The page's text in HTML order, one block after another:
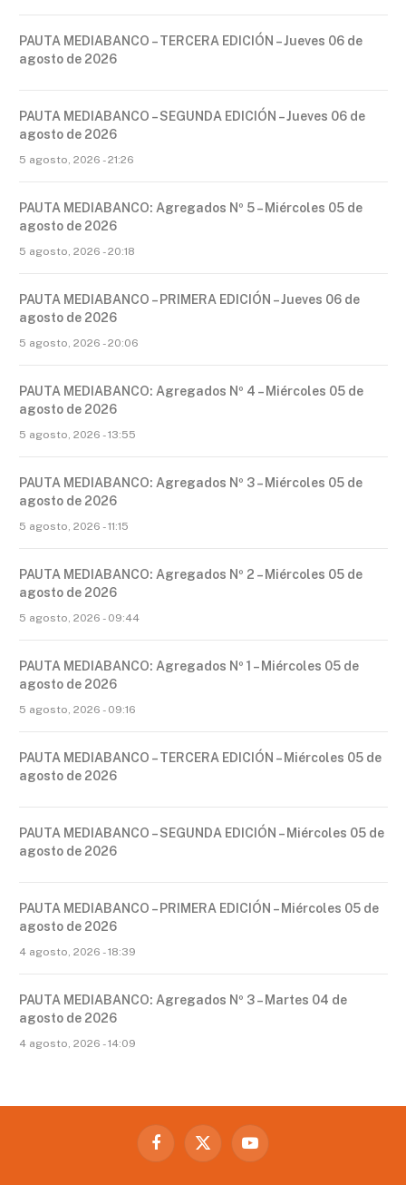
PAUTA MEDIABANCO – TERCERA EDICIÓN – Jueves 06 de
agosto de 2026
PAUTA MEDIABANCO – SEGUNDA EDICIÓN – Jueves 06 de
agosto de 2026
5 agosto, 2026 - 21:26
PAUTA MEDIABANCO: Agregados Nº 5 – Miércoles 05 de
agosto de 2026
5 agosto, 2026 - 20:18
PAUTA MEDIABANCO – PRIMERA EDICIÓN – Jueves 06 de
agosto de 2026
5 agosto, 2026 - 20:06
PAUTA MEDIABANCO: Agregados Nº 4 – Miércoles 05 de
agosto de 2026
5 agosto, 2026 - 13:55
PAUTA MEDIABANCO: Agregados Nº 3 – Miércoles 05 de
agosto de 2026
5 agosto, 2026 - 11:15
PAUTA MEDIABANCO: Agregados Nº 2 – Miércoles 05 de
agosto de 2026
5 agosto, 2026 - 09:44
PAUTA MEDIABANCO: Agregados Nº 1 – Miércoles 05 de
agosto de 2026
5 agosto, 2026 - 09:16
PAUTA MEDIABANCO – TERCERA EDICIÓN – Miércoles 05 de
agosto de 2026
PAUTA MEDIABANCO – SEGUNDA EDICIÓN – Miércoles 05 de
agosto de 2026
PAUTA MEDIABANCO – PRIMERA EDICIÓN – Miércoles 05 de
agosto de 2026
4 agosto, 2026 - 18:39
PAUTA MEDIABANCO: Agregados Nº 3 – Martes 04 de
agosto de 2026
4 agosto, 2026 - 14:09
Facebook
X
YouTube